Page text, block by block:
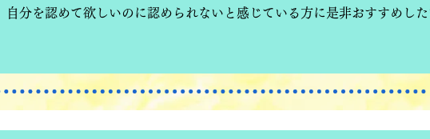
分を認めて欲しいのに認められないと感じている方に是非おすすめした